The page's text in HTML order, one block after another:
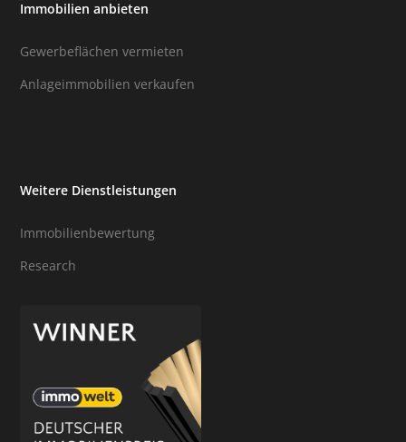
Immobilien anbieten
Gewerbeflächen vermieten
Anlageimmobilien verkaufen
Weitere Dienstleistungen
Immobilienbewertung
Research